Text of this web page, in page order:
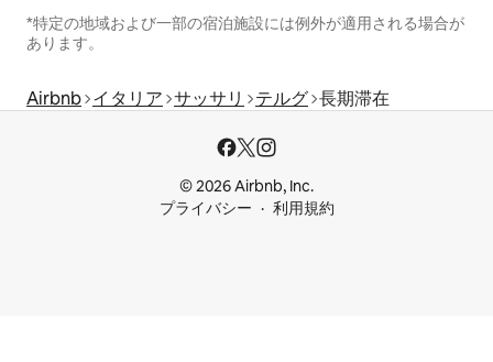
*特定の地域および一部の宿泊施設には例外が適用される場合が
あります。
Airbnb イタリア サッサリ テルグ 長期滞在
© 2026 Airbnb, Inc.
プライバシー
利用規約